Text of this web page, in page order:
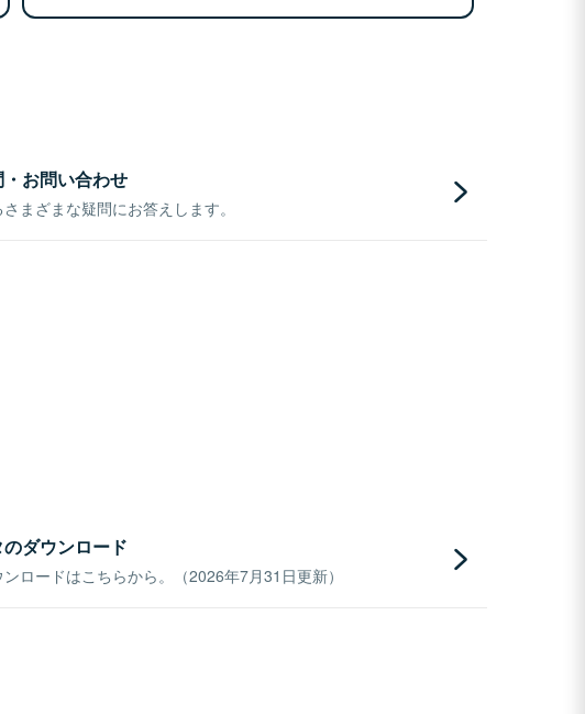
お問い合わせ
まざまな疑問にお答えします。
ダウンロード
ロードはこちらから。（2026年7月31日更新）